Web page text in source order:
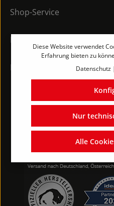
Shop-Service
Rechtliches
Kontakt
Diese Website verwendet
Erfahrung bieten zu
Datenschutz |
Nur
Alle